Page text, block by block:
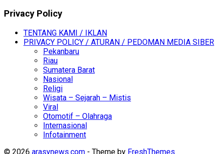
Privacy Policy
TENTANG KAMI / IKLAN
PRIVACY POLICY / ATURAN / PEDOMAN MEDIA SIBER
Pekanbaru
Riau
Sumatera Barat
Nasional
Religi
Wisata – Sejarah – Mistis
Viral
Otomotif – Olahraga
Internasional
Infotainment
© 2026 arasynews.com - Theme by FreshThemes